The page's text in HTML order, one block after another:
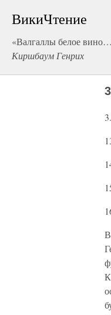
ВикиЧтение
«Валгаллы белое
Киршбаум Генрих